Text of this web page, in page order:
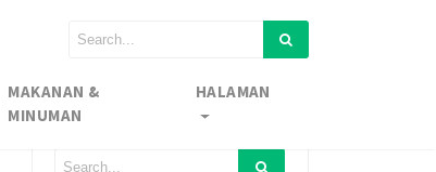
MAKANAN &
MINUMAN
HALAMAN